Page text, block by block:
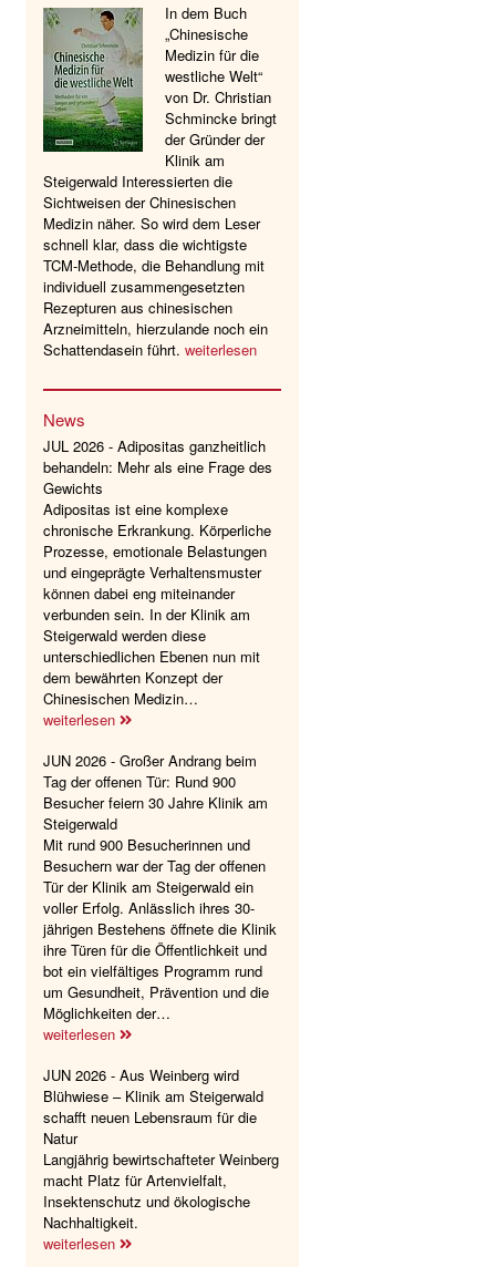
In dem Buch
„Chinesische
Medizin für die
westliche Welt“
von Dr. Christian
Schmincke bringt
der Gründer der
Klinik am
Steigerwald Interessierten die
Sichtweisen der Chinesischen
Medizin näher. So wird dem Leser
schnell klar, dass die wichtigste
TCM-Methode, die Behandlung mit
individuell zusammengesetzten
Rezepturen aus chinesischen
Arzneimitteln, hierzulande noch ein
Schattendasein führt.weiterlesen
News
JUL 2026 - Adipositas ganzheitlich
behandeln: Mehr als eine Frage des
Gewichts
Adipositas ist eine komplexe
chronische Erkrankung. Körperliche
Prozesse, emotionale Belastungen
und eingeprägte Verhaltensmuster
können dabei eng miteinander
verbunden sein. In der Klinik am
Steigerwald werden diese
unterschiedlichen Ebenen nun mit
dem bewährten Konzept der
Chinesischen Medizin…
weiterlesen
JUN 2026 - Großer Andrang beim
Tag der offenen Tür: Rund 900
Besucher feiern 30 Jahre Klinik am
Steigerwald
Mit rund 900 Besucherinnen und
Besuchern war der Tag der offenen
Tür der Klinik am Steigerwald ein
voller Erfolg. Anlässlich ihres 30-
jährigen Bestehens öffnete die Klinik
ihre Türen für die Öffentlichkeit und
bot ein vielfältiges Programm rund
um Gesundheit, Prävention und die
Möglichkeiten der…
weiterlesen
JUN 2026 - Aus Weinberg wird
Blühwiese – Klinik am Steigerwald
schafft neuen Lebensraum für die
Natur
Langjährig bewirtschafteter Weinberg
macht Platz für Artenvielfalt,
Insektenschutz und ökologische
Nachhaltigkeit.
weiterlesen